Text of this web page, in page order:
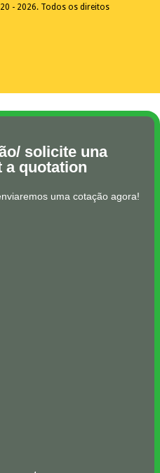
- 2026. Todos os direitos
solicite una
a quotation
uma cotação agora!